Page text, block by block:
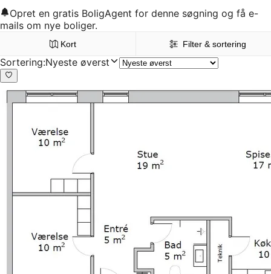
Opret en gratis BoligAgent for denne søgning og få e-
mails om nye boliger.
Kort Filter & sortering
Sortering:Nyeste øverst